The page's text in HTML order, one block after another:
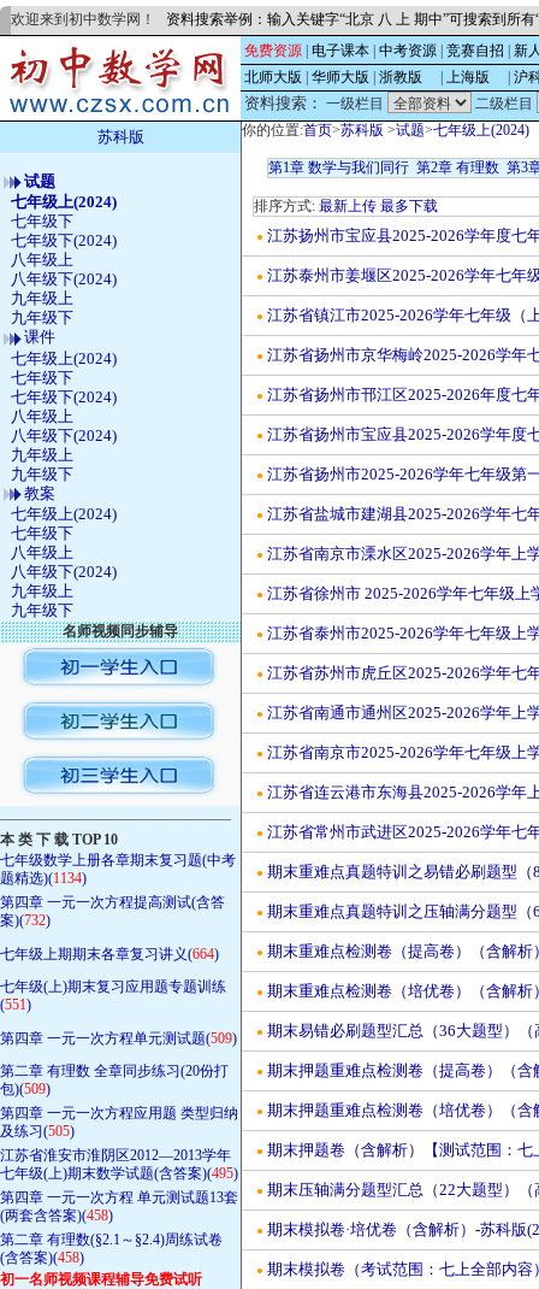
欢迎来到初中数学网！ 资料搜索举例：输入关键字“北京 八 上 期中”可搜索到所
免费资源 电子课本 中考资源 竞赛自招
新
北师大版
华师大版 浙教版 上海版 沪
资料搜索： 一级栏目 二级栏目
苏科版
试题
七年级上(2024)
七年级下
七年级下(2024)
八年级上
八年级下(2024)
九年级上
九年级下
课件
七年级上(2024)
七年级下
七年级下(2024)
八年级上
八年级下(2024)
九年级上
九年级下
教案
七年级上(2024)
七年级下
八年级上
八年级下(2024)
九年级上
九年级下
名师视频同步辅导
————————————————
本 类 下 载 TOP 10
七年级数学上册各章期末复习题(中考
题精选)(1134)
第四章 一元一次方程提高测试(含答
案)(732)
七年级上期期末各章复习讲义(664)
七年级(上)期末复习应用题专题训练
(551)
第四章 一元一次方程单元测试题(509)
第二章 有理数 全章同步练习(20份打
包)(509)
第四章 一元一次方程应用题 类型归纳
及练习(505)
江苏省淮安市淮阴区2012—2013学年
七年级(上)期末数学试题(含答案)(495)
第四章 一元一次方程 单元测试题13套
(两套含答案)(458)
第二章 有理数(§2.1～§2.4)周练试卷
(含答案)(458)
初一名师视频课程辅导免费试听
你的位置:首页>苏科版 >试题>七年级上(2024)
第1章 数学与我们同行 第2章 有理数 第3
排序方式: 最新上传 最多下载
● 江苏扬州市宝应县2025-2026学年度七
● 江苏泰州市姜堰区2025-2026学年七年
● 江苏省镇江市2025-2026学年七年级（
● 江苏省扬州市京华梅岭2025-2026学年
● 江苏省扬州市邗江区2025-2026年度七
● 江苏省扬州市宝应县2025-2026学年度
● 江苏省扬州市2025-2026学年七年级第
● 江苏省盐城市建湖县2025-2026学年七
● 江苏省南京市溧水区2025-2026学年上
● 江苏省徐州市 2025-2026学年七年级
● 江苏省泰州市2025-2026学年七年级上
● 江苏省苏州市虎丘区2025-2026学年七
● 江苏省南通市通州区2025-2026学年上
● 江苏省南京市2025-2026学年七年级上
● 江苏省连云港市东海县2025-2026学年
● 江苏省常州市武进区2025-2026学年七
● 期末重难点真题特训之易错必刷题型
● 期末重难点真题特训之压轴满分题型
● 期末重难点检测卷（提高卷）（含解析
● 期末重难点检测卷（培优卷）（含解析
● 期末易错必刷题型汇总（36大题型）
● 期末押题重难点检测卷（提高卷）（含
● 期末押题重难点检测卷（培优卷）（含
● 期末押题卷（含解析）【测试范围：七
● 期末压轴满分题型汇总（22大题型）
● 期末模拟卷·培优卷（含解析）-苏科版
● 期末模拟卷（考试范围：七上全部内